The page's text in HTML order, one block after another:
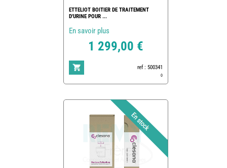
ETTELIOT BOITIER DE TRAITEMENT
D'URINE POUR ...
En savoir plus
1 299,00 €
ref : 500341
0